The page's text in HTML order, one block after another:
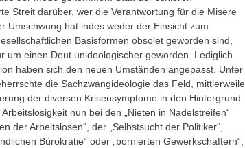
Streit darüber, wer die Verantwortung für die Misere
Umschwung hat indes weder der Einsicht zum
Basisformen obsolet geworden sind,
um einen Deut unideologischer geworden. Lediglich
haben sich den neuen Umständen angepasst. Unter
die Sachzwangideologie das Feld, mittlerweile
der diversen Krisensymptome in den Hintergrund
nun bei den „Nieten in Nadelstreifen“
der Arbeitslosen“, der „Selbstsucht der Politiker“,
Bürokratie“ oder „bornierten Gewerkschaftern“;